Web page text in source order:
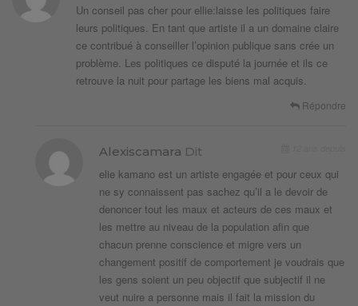
Un conseil pas cher pour ellie:laisse les politiques faire
leurs politiques. En tant que artiste il a un domaine claire
ce contribué à conseiller l’opinion publique sans crée un
problème. Les politiques ce disputé la journée et ils ce
retrouve la nuit pour partage les biens mal acquis.
Répondre
Alexiscamara Dit
elie kamano est un artiste engagée et pour ceux qui
ne sy connaissent pas sachez qu’il a le devoir de
denoncer tout les maux et acteurs de ces maux et
les mettre au niveau de la population afin que
chacun prenne conscience et migre vers un
changement positif de comportement je voudrais que
les gens soient un peu objectif que subjectif il ne
veut nuire a personne mais il fait la mission du